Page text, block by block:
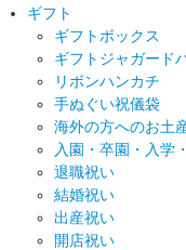
ギフト
ギフトボックス
ギフトジャガード
リボンハンカチ
手ぬぐい祝儀袋
海外の方へのお土
入園・卒園・入学
退職祝い
結婚祝い
出産祝い
開店祝い